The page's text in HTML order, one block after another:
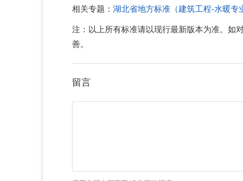
相关专题： 湖北省地方标准（建筑工程-水暖专
注：以上所有标准请以现行最新版本为准。如
善。
留言